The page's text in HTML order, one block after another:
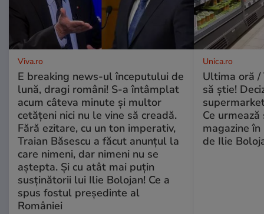
Viva.ro
E breaking news-ul începutului de
lună, dragi români! S-a întâmplat
acum câteva minute și multor
cetățeni nici nu le vine să creadă.
Fără ezitare, cu un ton imperativ,
Traian Băsescu a făcut anunțul la
care nimeni, dar nimeni nu se
aștepta. Și cu atât mai puțin
susținătorii lui Ilie Bolojan! Ce a
spus fostul președinte al
României
Unica.ro
Ultima oră /
să știe!
Ce
magazine
de Ilie